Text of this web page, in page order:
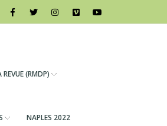
REVUE (RMDP)
NAPLES 2022